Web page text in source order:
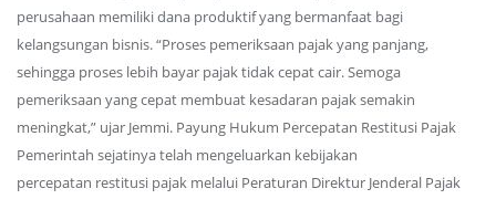
perusahaan memiliki dana produktif yang bermanfaat bagi
kelangsungan bisnis. “Proses pemeriksaan pajak yang panjang,
sehingga proses lebih bayar pajak tidak cepat cair. Semoga
pemeriksaan yang cepat membuat kesadaran pajak semakin
meningkat,” ujar Jemmi. Payung Hukum Percepatan Restitusi Pajak
Pemerintah sejatinya telah mengeluarkan kebijakan
percepatan restitusi pajak melalui Peraturan Direktur Jenderal Pajak